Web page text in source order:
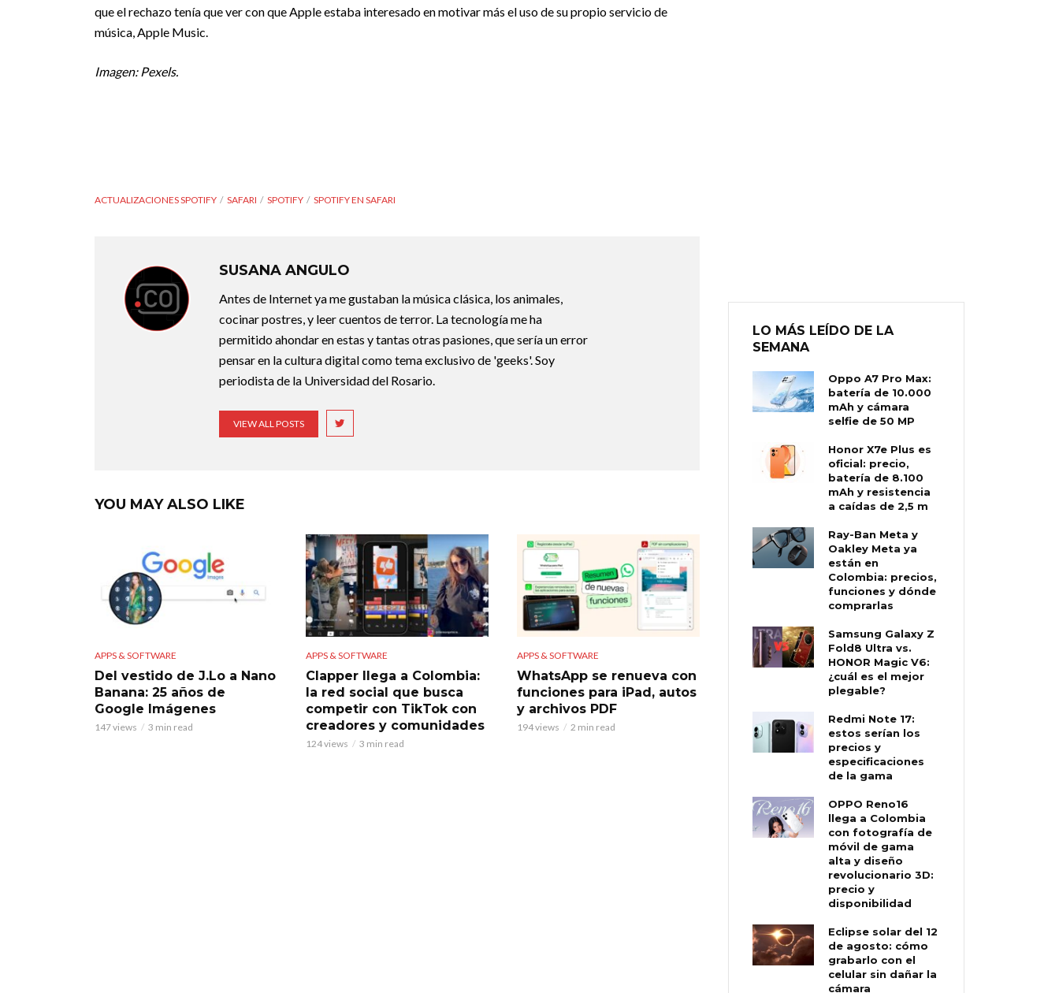
que el rechazo tenía que ver con que Apple estaba interesado en motivar más el uso de su propio servicio de
música, Apple Music.
Imagen: Pexels.
ACTUALIZACIONES SPOTIFY SAFARI SPOTIFY SPOTIFY EN SAFARI
SUSANA ANGULO
Antes de Internet ya me gustaban la música clásica, los animales,
cocinar postres, y leer cuentos de terror. La tecnología me ha
permitido ahondar en estas y tantas otras pasiones, que sería un error
pensar en la cultura digital como tema exclusivo de 'geeks'. Soy
periodista de la Universidad del Rosario.
VIEW ALL POSTS
YOU MAY ALSO LIKE
APPS & SOFTWARE
Del vestido de J.Lo a Nano
Banana: 25 años de
Google Imágenes
147 views 3 min read
APPS & SOFTWARE
Clapper llega a Colombia:
la red social que busca
competir con TikTok con
creadores y comunidades
124 views 3 min read
APPS & SOFTWARE
WhatsApp se renueva con
funciones para iPad, autos
y archivos PDF
194 views 2 min read
LO MÁS LEÍDO DE LA
SEMANA
Oppo A7 Pro Max:
batería de 10.000
mAh y cámara
selfie de 50 MP
Honor X7e Plus es
oficial: precio,
batería de 8.100
mAh y resistencia
a caídas de 2,5 m
Ray-Ban Meta y
Oakley Meta ya
están en
Colombia: precios,
funciones y dónde
comprarlas
Samsung Galaxy Z
Fold8 Ultra vs.
HONOR Magic V6:
¿cuál es el mejor
plegable?
Redmi Note 17:
estos serían los
precios y
especificaciones
de la gama
OPPO Reno16
llega a Colombia
con fotografía de
móvil de gama
alta y diseño
revolucionario 3D:
precio y
disponibilidad
Eclipse solar del 12
de agosto: cómo
grabarlo con el
celular sin dañar la
cámara